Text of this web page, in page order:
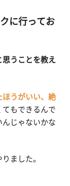
に行ってお
うことを教え
ほうがいい、絶
もできるんで
じゃないかな
ました。